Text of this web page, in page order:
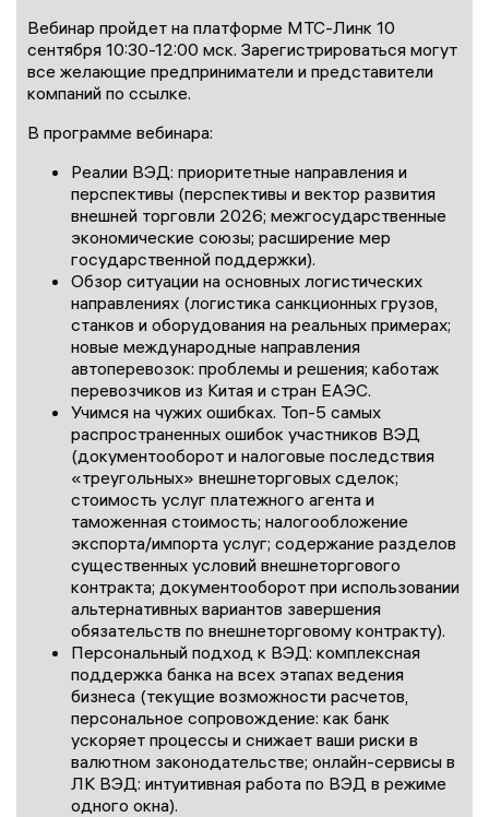
Вебинар пройдет на платформе МТС-Линк 10
сентября 10:30-12:00 мск. Зарегистрироваться могут
все желающие предприниматели и представители
компаний по ссылке.
В программе вебинара:
Реалии ВЭД: приоритетные направления и
перспективы (перспективы и вектор развития
внешней торговли 2026; межгосударственные
экономические союзы; расширение мер
государственной поддержки).
Обзор ситуации на основных логистических
направлениях (логистика санкционных грузов,
станков и оборудования на реальных примерах;
новые международные направления
автоперевозок: проблемы и решения; каботаж
перевозчиков из Китая и стран ЕАЭС.
Учимся на чужих ошибках. Топ-5 самых
распространенных ошибок участников ВЭД
(документооборот и налоговые последствия
«треугольных» внешнеторговых сделок;
стоимость услуг платежного агента и
таможенная стоимость; налогообложение
экспорта/импорта услуг; содержание разделов
существенных условий внешнеторгового
контракта; документооборот при использовании
альтернативных вариантов завершения
обязательств по внешнеторговому контракту).
Персональный подход к ВЭД: комплексная
поддержка банка на всех этапах ведения
бизнеса (текущие возможности расчетов,
персональное сопровождение: как банк
ускоряет процессы и снижает ваши риски в
валютном законодательстве; онлайн-сервисы в
ЛК ВЭД: интуитивная работа по ВЭД в режиме
одного окна).